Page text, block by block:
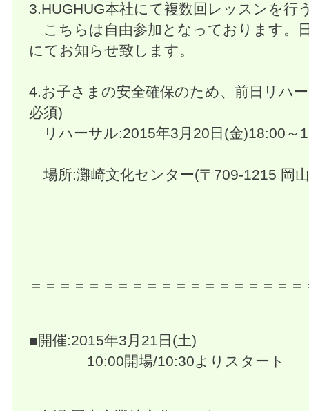
3.HUGHUG本社にて複数回レッスンを行
こちらは自由参加となっております。
にてお知らせ致します。
4.お子さまの安全確保のため、前日リハ
必須)
リハーサル:2015年3月20日(金)18:00～
場所:灘崎文化センター(〒709-1215 岡
＝＝＝＝＝＝＝＝＝＝＝＝＝＝＝＝＝＝
■開催:2015年3月21日(土)
10:00開場/10:30よりスタート